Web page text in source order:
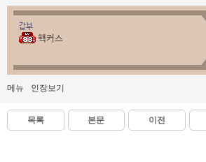
갑부
핵커스
메뉴 인장보기
목록 본문 이전